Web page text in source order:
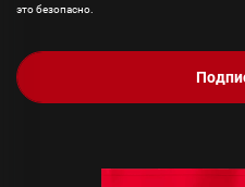
это безопасно.